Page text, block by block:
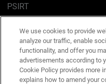
PSIRT
Cookie Policy
Privacy Policy
Media & Brand Kit
We use cookies to provide
analyze our traffic, enable
functionality, and offer you
advertisements according to
Cookie Policy provides more
explains how to amend your